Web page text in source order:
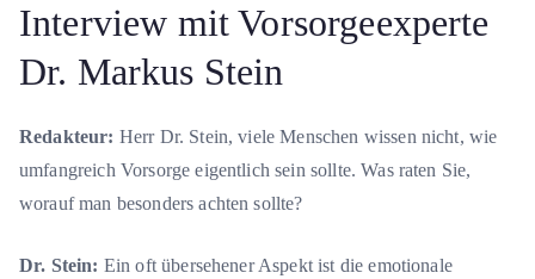
Interview mit Vorsorgeexperte
Dr. Markus Stein
Redakteur: Herr Dr. Stein, viele Menschen wissen nicht, wie
umfangreich Vorsorge eigentlich sein sollte. Was raten Sie,
worauf man besonders achten sollte?
Dr. Stein: Ein oft übersehener Aspekt ist die emotionale